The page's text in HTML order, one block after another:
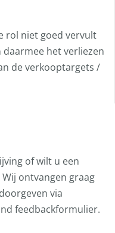
rol niet goed vervult
het verliezen
de verkooptargets /
of wilt u een
ontvangen graag
via
feedbackformulier.